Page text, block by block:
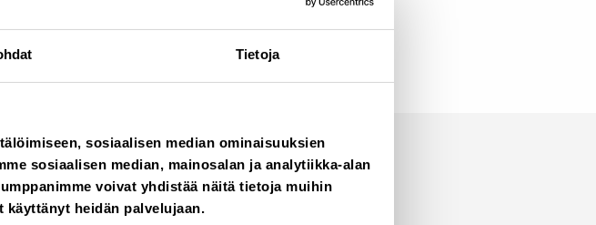
Tietoja
sosiaalisen median ominaisuuksien
sosiaalisen median, mainosalan ja analytiikka-alan
voivat yhdistää näitä tietoja muihin
heidän palvelujaan.